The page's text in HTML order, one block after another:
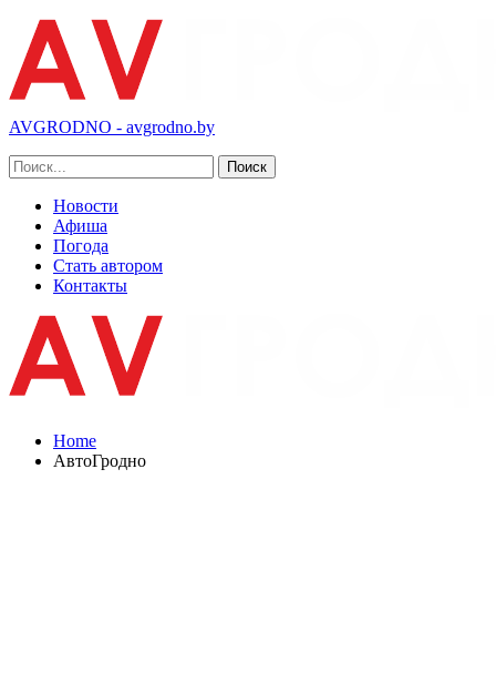
AVGRODNO - avgrodno.by
Новости
Афиша
Погода
Стать автором
Контакты
Home
АвтоГродно